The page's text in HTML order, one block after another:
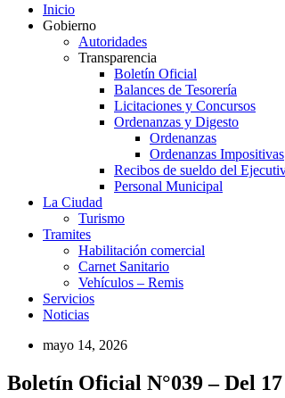
Inicio
Gobierno
Autoridades
Transparencia
Boletín Oficial
Balances de Tesorería
Licitaciones y Concursos
Ordenanzas y Digesto
Ordenanzas
Ordenanzas Impositivas
Recibos de sueldo del
Personal Municipal
La Ciudad
Turismo
Tramites
Habilitación comercial
Carnet Sanitario
Vehículos – Remis
Servicios
Noticias
mayo 14, 2026
Boletín Oficial N°039 – Del